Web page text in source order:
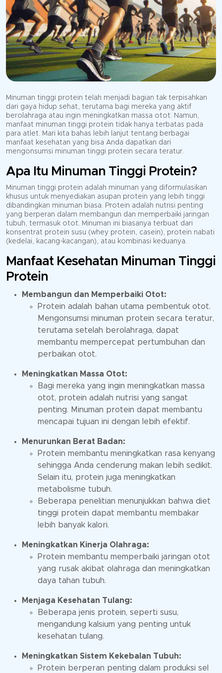
Minuman tinggi protein telah menjadi bagian tak terpisahkan
dari gaya hidup sehat, terutama bagi mereka yang aktif
berolahraga atau ingin meningkatkan massa otot. Namun,
manfaat minuman tinggi protein tidak hanya terbatas pada
para atlet. Mari kita bahas lebih lanjut tentang berbagai
manfaat kesehatan yang bisa Anda dapatkan dari
mengonsumsi minuman tinggi protein secara teratur.
Apa Itu Minuman Tinggi Protein?
Minuman tinggi protein adalah minuman yang diformulasikan
khusus untuk menyediakan asupan protein yang lebih tinggi
dibandingkan minuman biasa. Protein adalah nutrisi penting
yang berperan dalam membangun dan memperbaiki jaringan
tubuh, termasuk otot. Minuman ini biasanya terbuat dari
konsentrat protein susu (whey protein, casein), protein nabati
(kedelai, kacang-kacangan), atau kombinasi keduanya.
Manfaat Kesehatan Minuman Tinggi
Protein
Membangun dan Memperbaiki Otot:
Protein adalah bahan utama pembentuk otot.
Mengonsumsi minuman protein secara teratur,
terutama setelah berolahraga, dapat
membantu mempercepat pertumbuhan dan
perbaikan otot.
Meningkatkan Massa Otot:
Bagi mereka yang ingin meningkatkan massa
otot, protein adalah nutrisi yang sangat
penting. Minuman protein dapat membantu
mencapai tujuan ini dengan lebih efektif.
Menurunkan Berat Badan:
Protein membantu meningkatkan rasa kenyang
sehingga Anda cenderung makan lebih sedikit.
Selain itu, protein juga meningkatkan
metabolisme tubuh.
Beberapa penelitian menunjukkan bahwa diet
tinggi protein dapat membantu membakar
lebih banyak kalori.
Meningkatkan Kinerja Olahraga:
Protein membantu memperbaiki jaringan otot
yang rusak akibat olahraga dan meningkatkan
daya tahan tubuh.
Menjaga Kesehatan Tulang:
Beberapa jenis protein, seperti susu,
mengandung kalsium yang penting untuk
kesehatan tulang.
Meningkatkan Sistem Kekebalan Tubuh:
Protein berperan penting dalam produksi sel